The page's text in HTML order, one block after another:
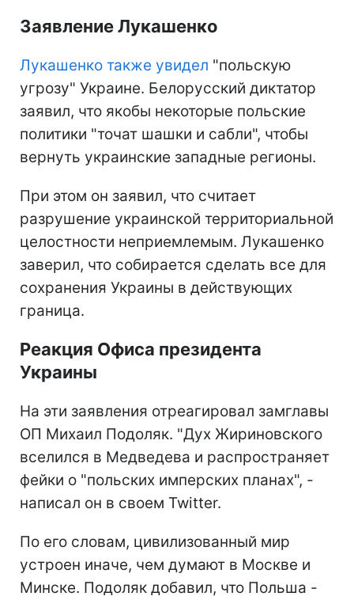
Заявление Лукашенко
Лукашенко также увидел "польскую
угрозу" Украине. Белорусский диктатор
заявил, что якобы некоторые польские
политики "точат шашки и сабли", чтобы
вернуть украинские западные регионы.
При этом он заявил, что считает
разрушение украинской территориальной
целостности неприемлемым. Лукашенко
заверил, что собирается сделать все для
сохранения Украины в действующих
граница.
Реакция Офиса президента
Украины
На эти заявления отреагировал замглавы
ОП Михаил Подоляк. "Дух Жириновского
вселился в Медведева и распространяет
фейки о "польских имперских планах", -
написал он в своем Twitter.
По его словам, цивилизованный мир
устроен иначе, чем думают в Москве и
Минске. Подоляк добавил, что Польша -